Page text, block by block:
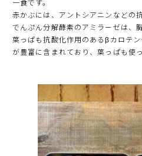
赤かぶには、アントシアニンなどの
でんぷん分解酵素のアミラーゼは、
葉っぱも抗酸化作用のあるβカロテ
が豊富に含まれており、葉っぱも使